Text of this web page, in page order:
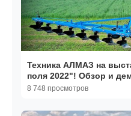
Техника АЛМАЗ на
поля 2022"! Обзор и
плугом!
8 748 просмотров